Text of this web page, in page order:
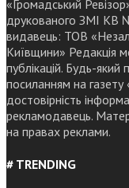
«Громадський
друкованого ЗМІ КВ
видавець: ТОВ
Київщини» Редакція
публікацій. Будь-який
посиланням на газету
достовірність
рекламодавець.
на правах реклами.
# TRENDING